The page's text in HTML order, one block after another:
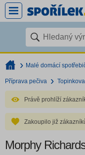
Malé domácí
Příprava pečiva
Právě prohlíží
Zakoupilo již
Morphy